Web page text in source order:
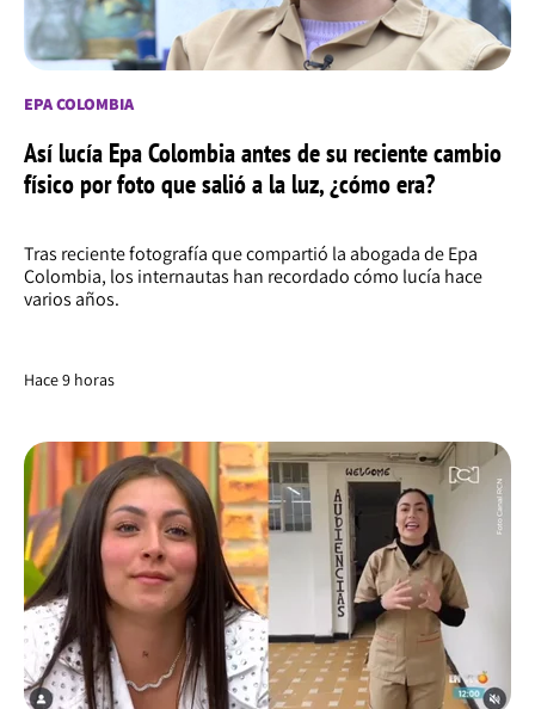
EPA COLOMBIA
Así lucía Epa Colombia antes de su reciente cambio
físico por foto que salió a la luz, ¿cómo era?
Tras reciente fotografía que compartió la abogada de Epa
Colombia, los internautas han recordado cómo lucía hace
varios años.
Hace 9 horas